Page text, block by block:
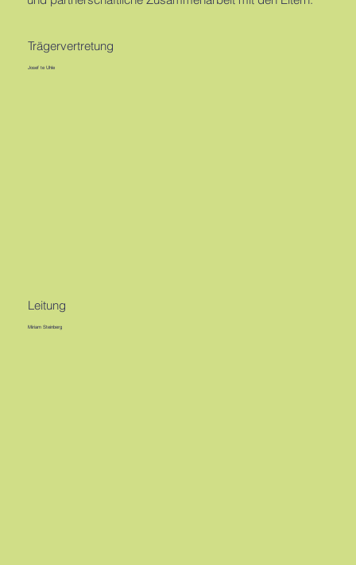
Trägervertretung
Josef te Uhle
Leitung
Miriam Steinberg